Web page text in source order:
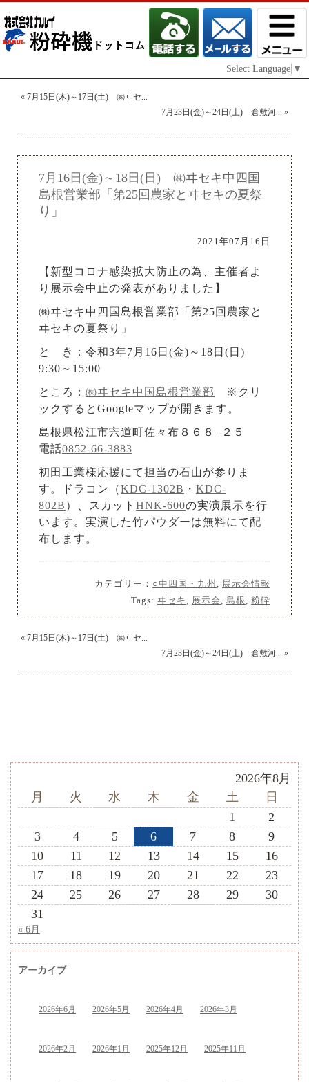
Select Language ▼
« 7月15日(木)～17日(土) ㈱ヰセ...
7月23日(金)～24日(土) 倉敷河... »
7月16日(金)～18日(日) ㈱ヰセキ中四国
島根営業部「第25回農家とヰセキの夏祭
り」
2021年07月16日
【新型コロナ感染拡大防止の為、主催者よ
り展示会中止の発表がありました】
㈱ヰセキ中四国島根営業部「第25回農家と
ヰセキの夏祭り」
と き：令和3年7月16日(金)～18日(日)
9:30～15:00
ところ： ㈱ヰセキ中国島根営業部
※クリ
ックするとGoogleマップが開きます。
島根県松江市宍道町佐々布８６８−２５
電話0852-66-3883
初田工業様応援にて担当の石山が参りま
す。ドラコン（KDC-1302B ・ KDC-
802B ）、スカット HNK-600の実演展示を行
います。実演した竹パウダーは無料にて配
布します。
カテゴリー： ○中四国・九州
展示会情報
Tags: ヰセキ 展示会 島根 粉砕
« 7月15日(木)～17日(土) ㈱ヰセ...
7月23日(金)～24日(土) 倉敷河... »
2026年8月
月
火 水 木 金 土
日
1
2
3
4 5 6 7 8
9
10
11 12 13 14 15
16
17
18 19 20 21 22
23
24
25 26 27 28 29
30
31
« 6月
アーカイブ
2026年6月 2026年5月 2026年4月 2026年3月
2026年2月 2026年1月 2025年12月 2025年11月